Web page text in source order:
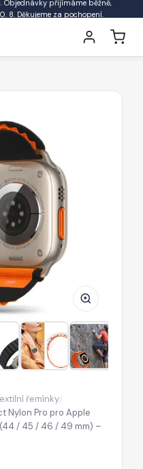
Objednávky přijímáme běžně,
8. Děkujeme za pochopení.
řemínky/
Nylon Pro pro Apple
(44 / 45 / 46 / 49 mm) –